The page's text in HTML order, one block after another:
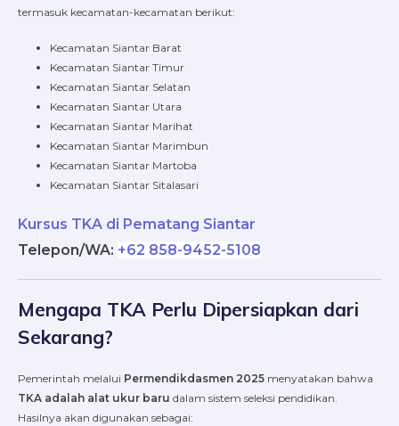
termasuk kecamatan-kecamatan berikut:
Kecamatan Siantar Barat
Kecamatan Siantar Timur
Kecamatan Siantar Selatan
Kecamatan Siantar Utara
Kecamatan Siantar Marihat
Kecamatan Siantar Marimbun
Kecamatan Siantar Martoba
Kecamatan Siantar Sitalasari
Kursus TKA di Pematang Siantar
Telepon/WA: +62 858-9452-5108
Mengapa TKA Perlu Dipersiapkan dari
Sekarang?
Pemerintah melalui Permendikdasmen 2025 menyatakan bahwa
TKA adalah alat ukur baru dalam sistem seleksi pendidikan.
Hasilnya akan digunakan sebagai: